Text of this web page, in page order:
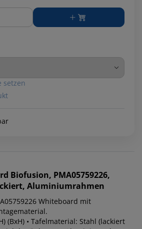
setzen
Biofusion, PMA05759226,
Aluminiumrahmen
Whiteboard mit
(BxH) • Tafelmaterial: Stahl (lackiert